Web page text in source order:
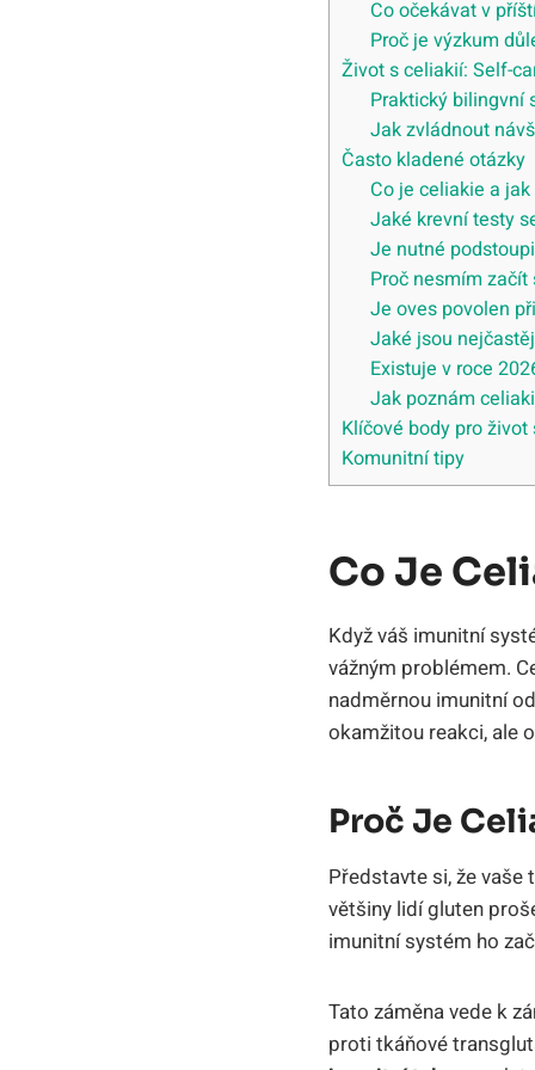
Co očekávat v
Proč je výzkum
Život s celiakií: Self-
Praktický bilingvní
Jak zvládnout
Často kladené otázky
Co je celiakie a
Jaké krevní testy
Je nutné
Proč nesmím
Je oves povolen
Jaké jsou
Existuje v roce
Jak poznám
Klíčové body pro
Komunitní tipy
Co Je
Když váš imunitní
vážným problémem.
nadměrnou imunitní
okamžitou reakci, ale
Proč Je
Představte si, že
většiny lidí gluten
imunitní systém ho
Tato záměna vede k
proti tkáňové